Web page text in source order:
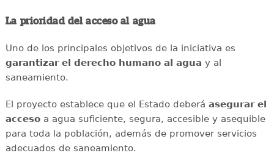
La prioridad del acceso al agua
Uno de los principales objetivos de la iniciativa es
garantizar el derecho humano al agua y al
saneamiento.
El proyecto establece que el Estado deberá asegurar el
accesoa agua suficiente, segura, accesible y asequible
para toda la población, además de promover servicios
adecuados de saneamiento.